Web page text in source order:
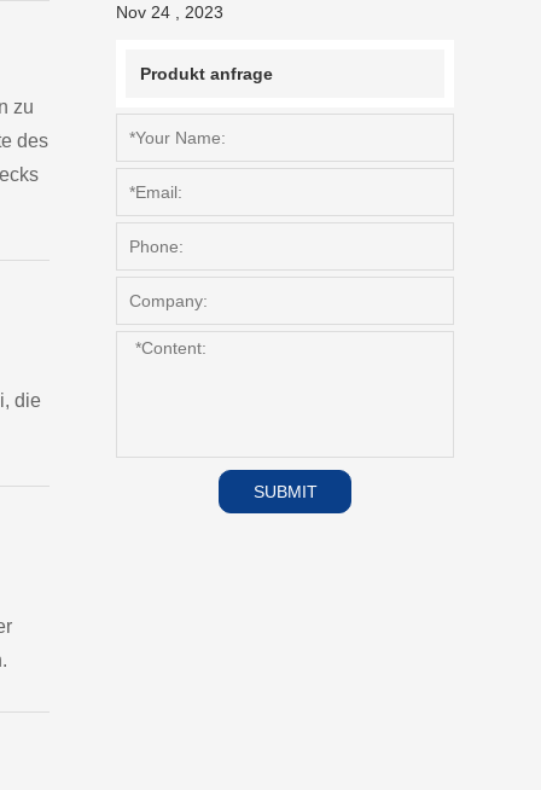
zu
des
die
Nov 24 , 2023
Produkt anfrage
SUBMIT